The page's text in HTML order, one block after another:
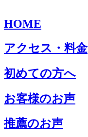
HOME
アクセス・料金
初めての方へ
お客様のお声
推薦のお声